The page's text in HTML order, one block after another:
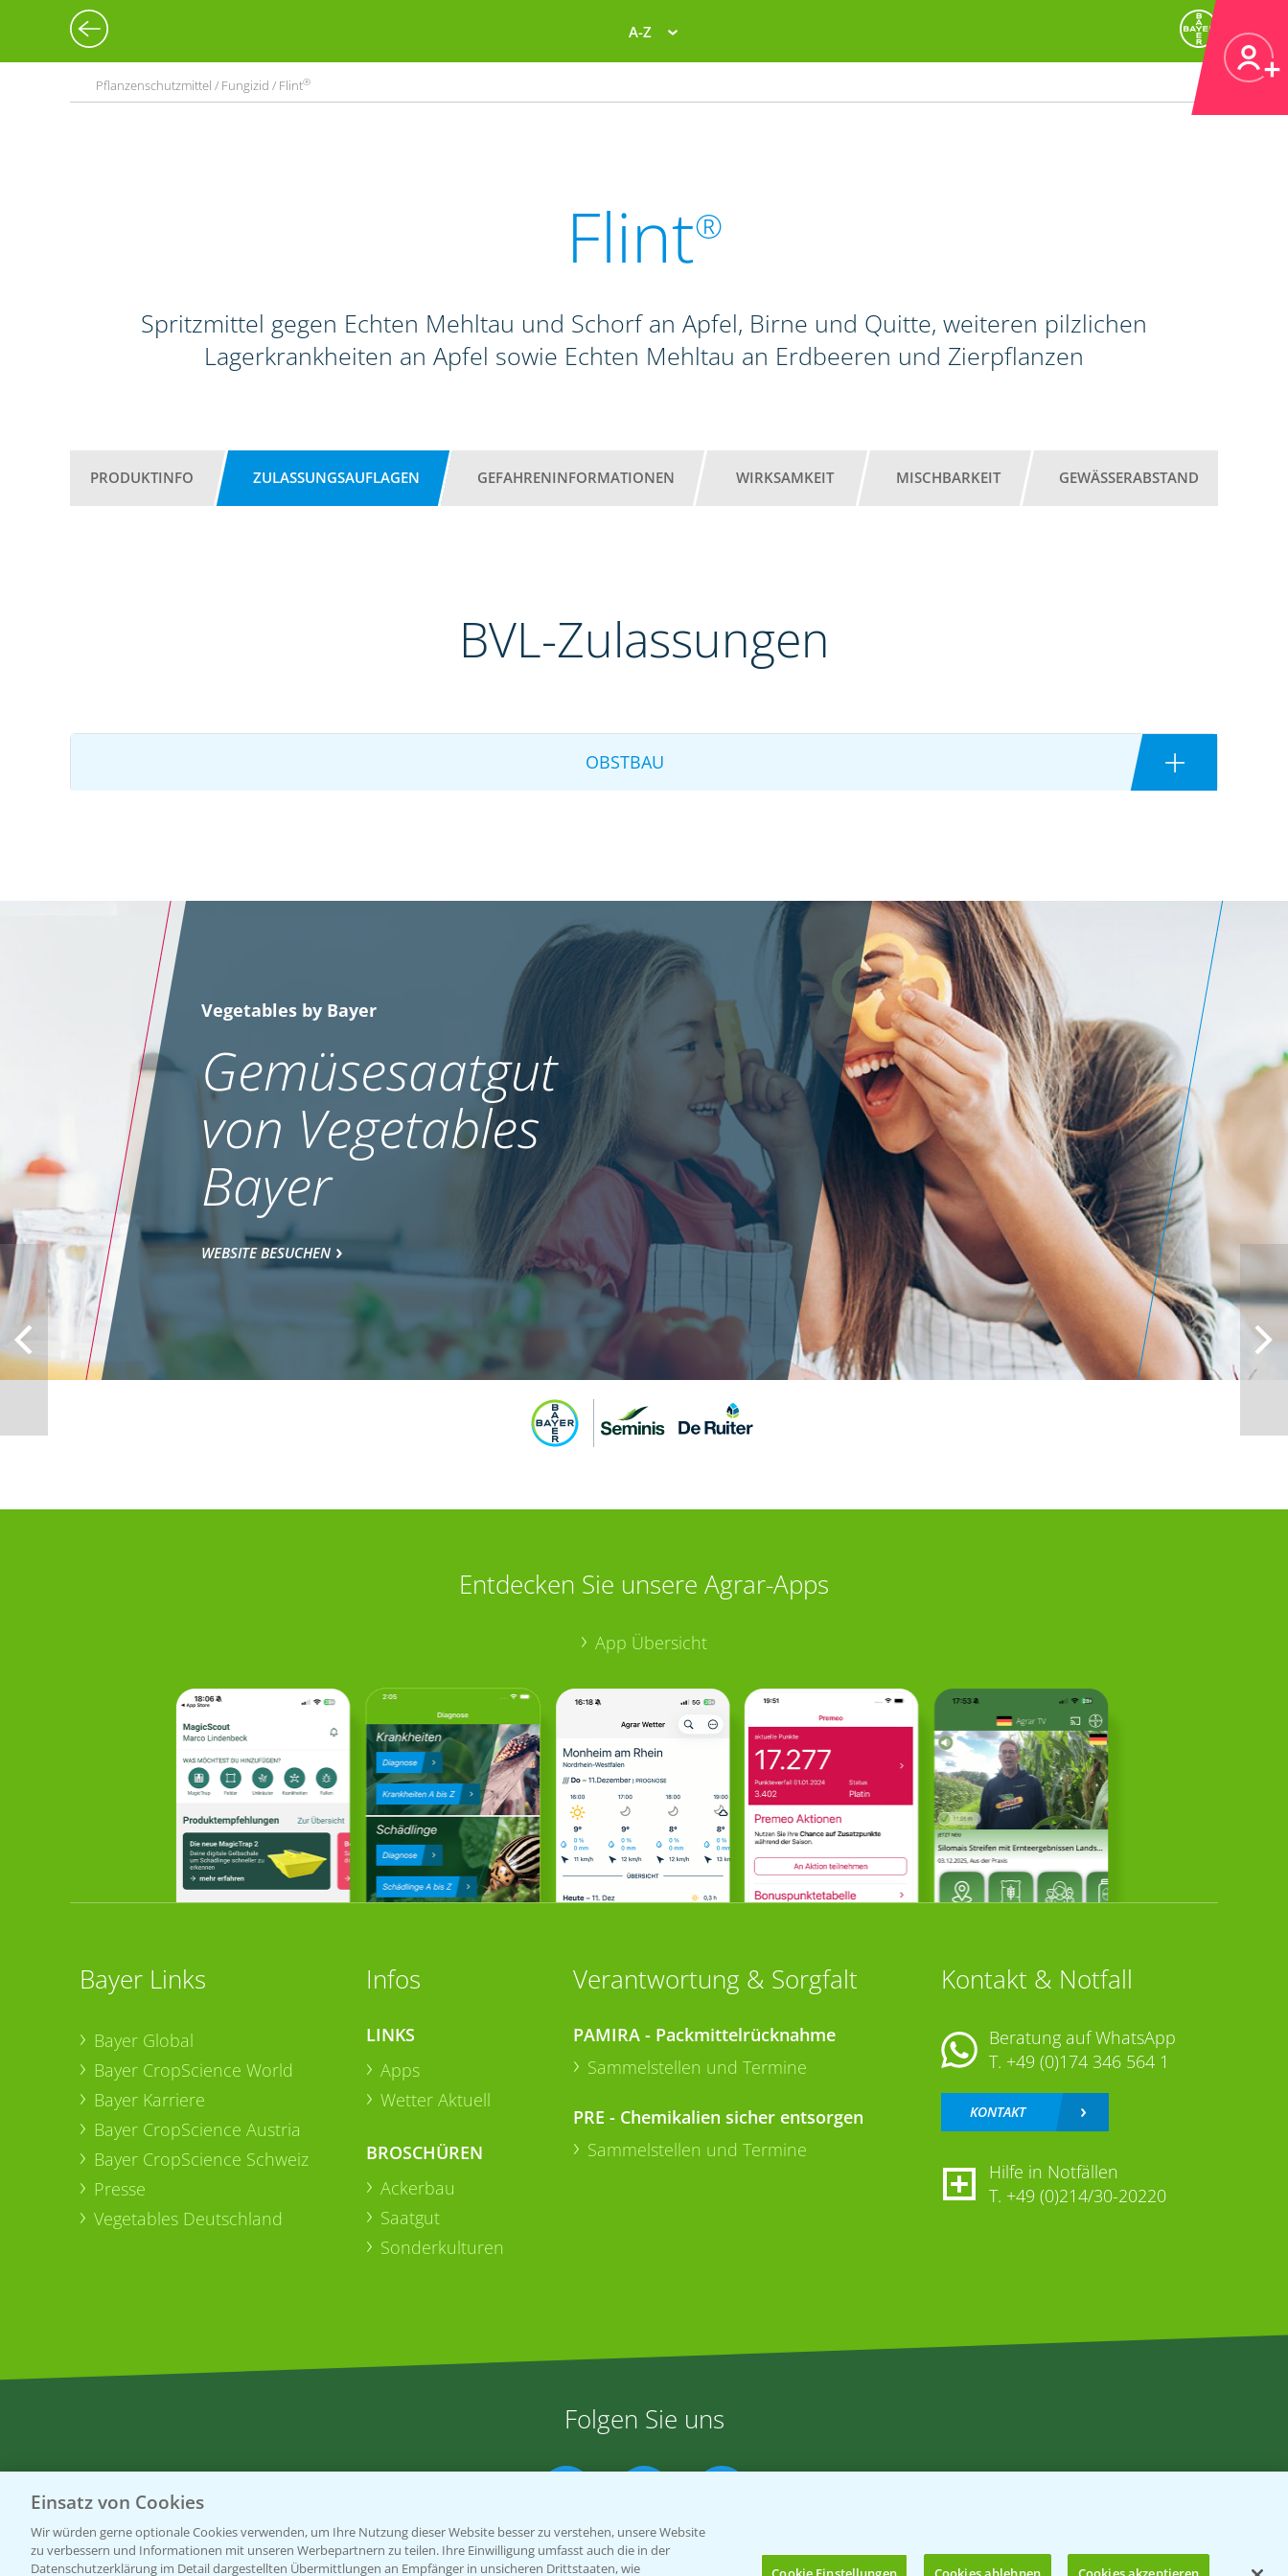
A-Z
Pflanzenschutzmittel / Fungizid / Flint®
Flint®
Spritzmittel gegen Echten Mehltau und Schorf an Apfel, Birne und Quitte, weiteren pilzlichen
Lagerkrankheiten an Apfel sowie Echten Mehltau an Erdbeeren und Zierpflanzen
PRODUKTINFO ZULASSUNGSAUFLAGEN GEFAHRENINFORMATIONEN WIRKSAMKEIT MISCHBARKEIT GEWÄSSERABSTAND
BVL-Zulassungen
OBSTBAU
Vegetables by Bayer
Gemüsesaatgut
von Vegetables
Bayer
WEBSITE BESUCHEN
Entdecken Sie unsere Agrar-Apps
App Übersicht
Bayer Links
Bayer Global
Bayer CropScience World
Bayer Karriere
Bayer CropScience Austria
Bayer CropScience Schweiz
Presse
Vegetables Deutschland
Infos
LINKS
Apps
Wetter Aktuell
BROSCHÜREN
Ackerbau
Saatgut
Sonderkulturen
Verantwortung & Sorgfalt
PAMIRA - Packmittelrücknahme
Sammelstellen und Termine
PRE - Chemikalien sicher entsorgen
Sammelstellen und Termine
Kontakt & Notfall
Beratung auf WhatsApp
T. +49 (0)174 346 564 1
KONTAKT
Hilfe in Notfällen
T. +49 (0)214/30-20220
Folgen Sie uns
Einsatz von Cookies
Wir würden gerne optionale Cookies verwenden, um Ihre Nutzung dieser Website besser zu verstehen, unsere Website
zu verbessern und Informationen mit unseren Werbepartnern zu teilen. Ihre Einwilligung umfasst auch die in der
Datenschutzerklärung im Detail dargestellten Übermittlungen an Empfänger in unsicheren Drittstaaten, wie